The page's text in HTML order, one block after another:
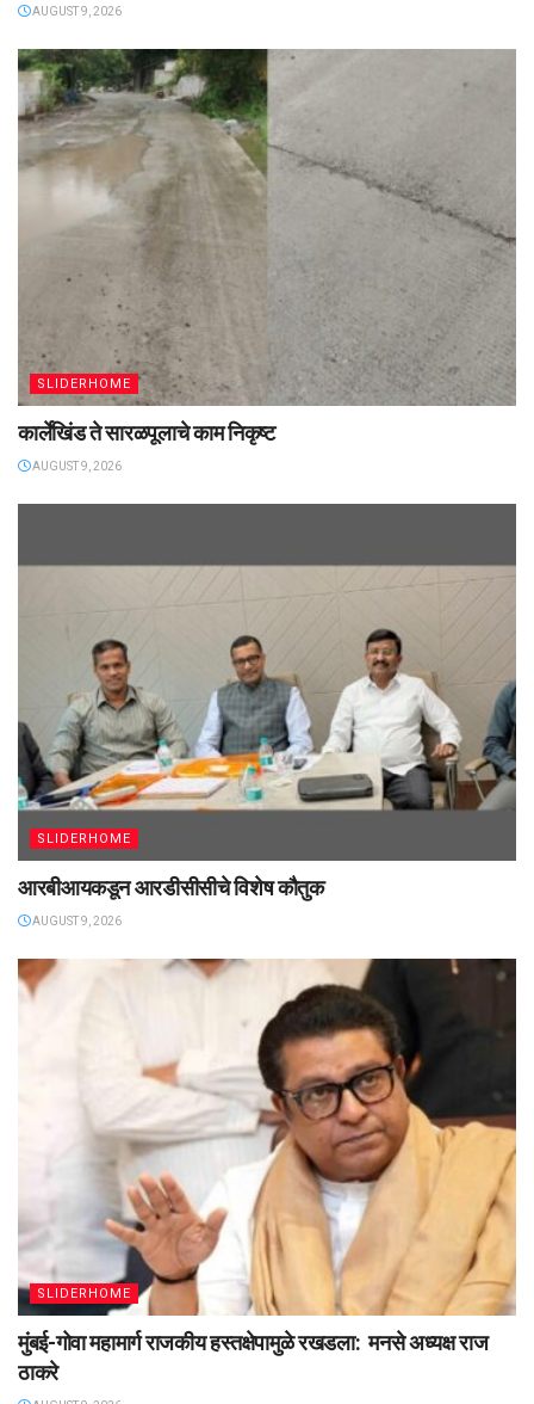
AUGUST 9, 2026
SLIDERHOME
कार्लेखिंड ते सारळपूलाचे काम निकृष्ट
AUGUST 9, 2026
SLIDERHOME
आरबीआयकडून आरडीसीसीचे विशेष कौतुक
AUGUST 9, 2026
SLIDERHOME
मुंबई-गोवा महामार्ग राजकीय हस्तक्षेपामुळे रखडला: मनसे अध्यक्ष राज
ठाकरे